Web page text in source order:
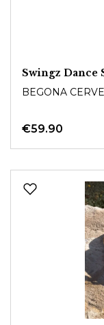
Swingz Dance
BEGONA
€59.90